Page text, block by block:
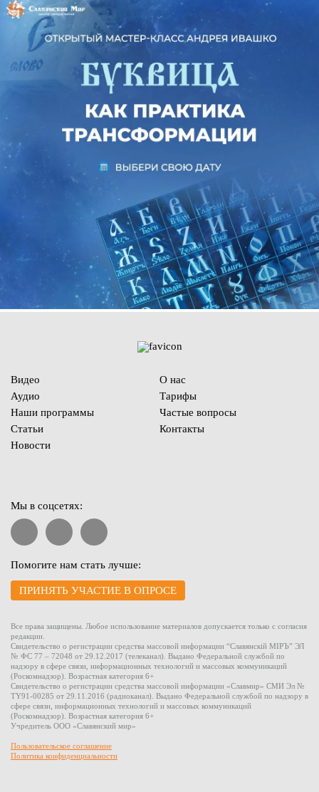
Видео
Аудио
Наши программы
Статьи
Новости
О нас
Тарифы
Частые вопросы
Контакты
Мы в соцсетях:
Помогите нам стать лучше:
ПРИНЯТЬ УЧАСТИЕ В ОПРОСЕ
Все права защищены. Любое использование материалов допускается только с согласия
редакции.
Свидетельство о регистрации средства массовой информации “Славянскiй МIРЪ” ЭЛ
№ ФС 77 – 72048 от 29.12.2017 (телеканал). Выдано Федеральной службой по
надзору в сфере связи, информационных технологий и массовых коммуникаций
(Роскомнадзор). Возрастная категория 6+
Свидетельство о регистрации средства массовой информации «Славмир» СМИ Эл №
TY91-00285 от 29.11.2016 (радиоканал). Выдано Федеральной службой по надзору в
сфере связи, информационных технологий и массовых коммуникаций
(Роскомнадзор). Возрастная категория 6+
Учредитель ООО «Славянский мир»
Пользовательское соглашение
Политика конфиденциальности